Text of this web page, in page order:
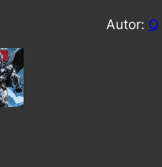
Autor: Q